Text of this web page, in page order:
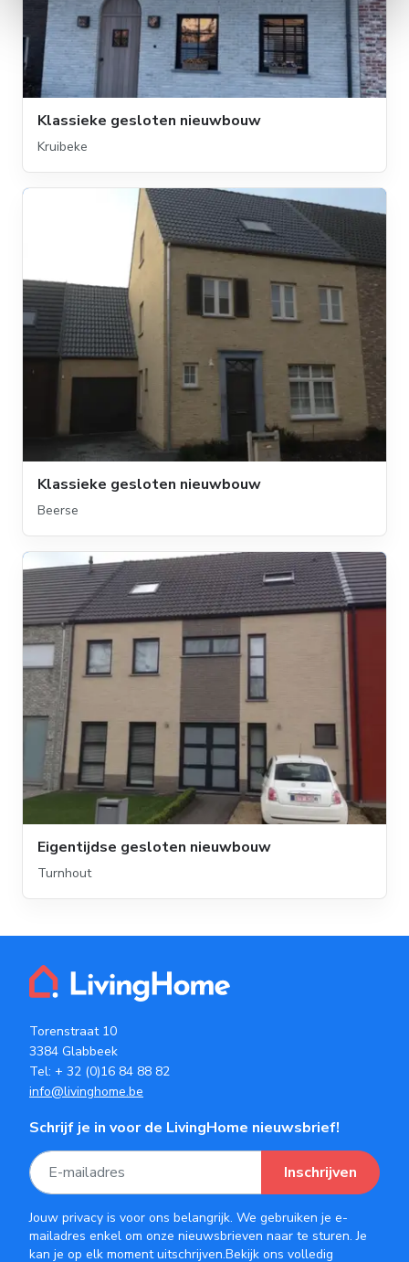
Klassieke gesloten nieuwbouw
Kruibeke
Klassieke gesloten nieuwbouw
Beerse
Eigentijdse gesloten nieuwbouw
Turnhout
Torenstraat 10
3384 Glabbeek
Tel: + 32 (0)16 84 88 82
info@livinghome.be
Schrijf je in voor de LivingHome nieuwsbrief!
Inschrijven
Jouw privacy is voor ons belangrijk. We gebruiken je e-
mailadres enkel om onze nieuwsbrieven naar te sturen. Je
kan je op elk moment uitschrijven.Bekijk ons volledig